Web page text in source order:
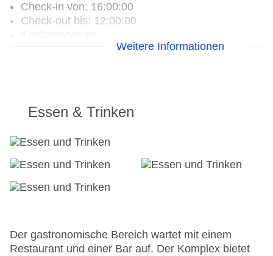
Check-in von: 16:00:00
Check-out bis: 12:00:00
Konferenzraum
Letzte umfassende Renovierung: 2002
Lift
Anzahl der Konferenzräume: 1
Anzahl der Aufzüge: 1
Gesamtanzahl der Zimmer: 30
Zahlungsarten: EC Maestro, Mastercard, Visa
Landeskategorie: 3 Sterne
Weitere Informationen
Essen & Trinken
Der gastronomische Bereich wartet mit einem
Restaurant und einer Bar auf. Der Komplex bietet